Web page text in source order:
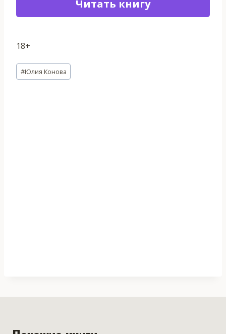
Читать книгу
18+
Метки
записи:
#Юлия Конова